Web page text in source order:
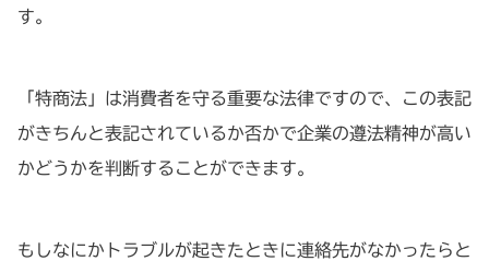
す。
「特商法」は消費者を守る重要な法律ですので、この表記
がきちんと表記されているか否かで企業の遵法精神が高い
かどうかを判断することができます。
もしなにかトラブルが起きたときに連絡先がなかったらと